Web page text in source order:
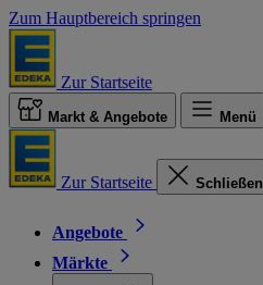
Zum Hauptbereich springen
Zur Startseite
Markt & Angebote Menü
Zur Startseite Schließen
Angebote
Märkte